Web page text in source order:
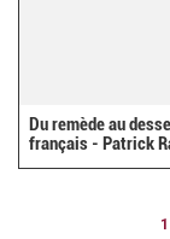
Du remède au
français - Patrick
1